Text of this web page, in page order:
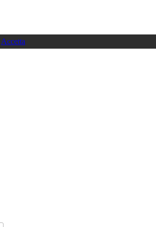
Accetta